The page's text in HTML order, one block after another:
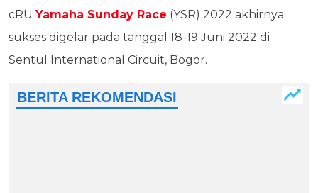
cRUYamaha Sunday Race (YSR) 2022 akhirnya
sukses digelar pada tanggal 18-19 Juni 2022 di
Sentul International Circuit, Bogor.